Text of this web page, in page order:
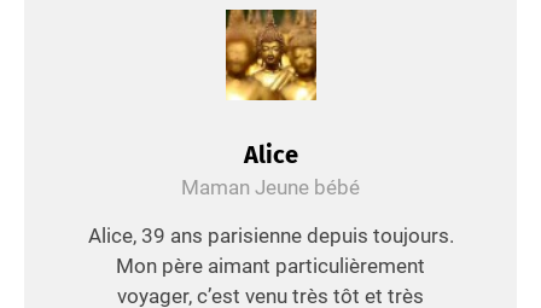
Alice
Maman Jeune bébé
Alice, 39 ans parisienne depuis toujours.
Mon père aimant particulièrement
voyager, c’est venu très tôt et très